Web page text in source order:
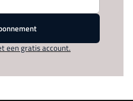
een gratis account.